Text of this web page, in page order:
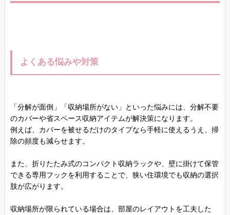
よくある悩みや対策
「分解が面倒」「収納場所がない」といった悩みには、分解不要
のカバーや省スペース収納アイテムが解決策になります。
例えば、カバーを被せるだけのタイプなら手軽に使えるうえ、掃
除の頻度も減らせます。
また、折りたたみ式のコンパクト収納ラックや、壁に掛けて保管
できる専用フックを利用することで、狭い住環境でも収納の選択
肢が広がります。
収納場所が限られている場合は、部屋のレイアウトを工夫した